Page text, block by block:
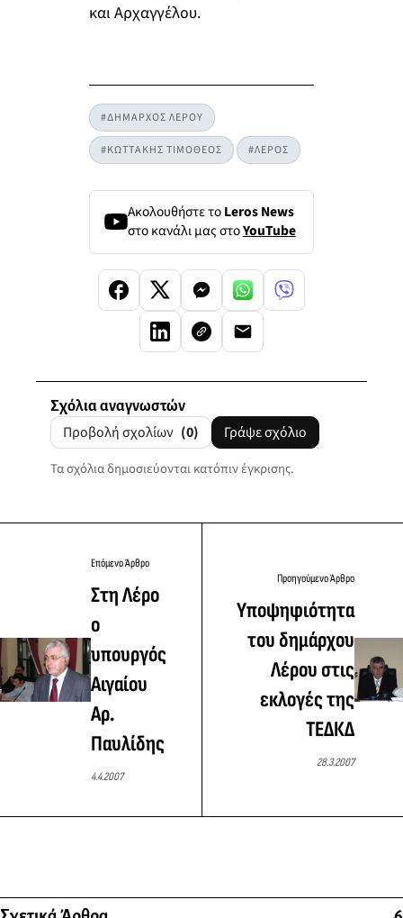
και Αρχαγγέλου.
#ΔΗΜΑΡΧΟΣ ΛΕΡΟΥ
#ΚΩΤΤΑΚΗΣ ΤΙΜΟΘΕΟΣ #ΛΕΡΟΣ
Ακολουθήστε τοLeros News
στο κανάλι μας στοYouTube
Σχόλια αναγνωστών
Προβολή σχολίων (0) Γράψε σχόλιο
Τα σχόλια δημοσιεύονται κατόπιν έγκρισης.
Επόμενο Άρθρο
Στη Λέρο
ο
υπουργός
Αιγαίου
Αρ.
Παυλίδης
4.4.2007
Προηγούμενο Άρθρο
Yποψηφιότητα
του δημάρχου
Λέρου στις
εκλογές της
ΤΕΔΚΔ
28.3.2007